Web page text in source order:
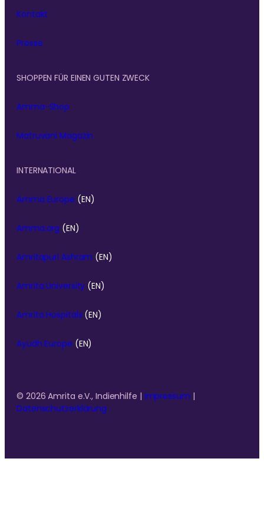
Kontakt
Presse
SHOPPEN FÜR EINEN GUTEN ZWECK
Amma-Shop
Matruvani Magazin
INTERNATIONAL
Amma Europe (EN)
Amma.org (EN)
Amritapuri Ashram (EN)
Amrita University (EN)
Amrita Hospitals (EN)
Ayudh Europe (EN)
© 2026 Amrita e.V., Indienhilfe | Impressum |
Datenschutzerklärung